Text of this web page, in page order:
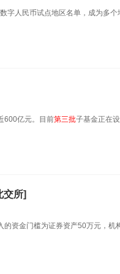
数字人民币试点地区名单，成为多个
600亿元。目前第三批子基金正在设
交所]
的资金门槛为证券资产50万元，机